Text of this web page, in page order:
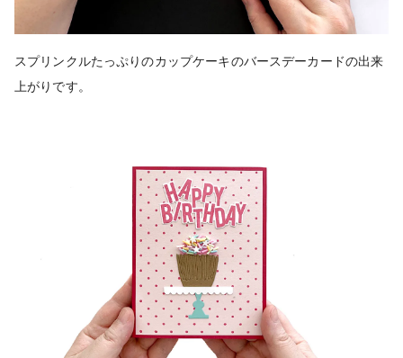
スプリンクルたっぷりのカップケーキのバースデーカードの出来
上がりです。